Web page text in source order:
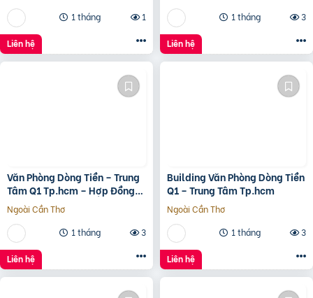
1 tháng
1
Liên hệ
1 tháng
3
Liên hệ
Văn Phòng Dòng Tiền – Trung
Tâm Q1 Tp.hcm – Hợp Đồng
Thuê 250 Triệu/Tháng – 115
Tỷ
Ngoài Cần Thơ
1 tháng
3
Liên hệ
Building Văn Phòng Dòng Tiền
Q1 – Trung Tâm Tp.hcm
Ngoài Cần Thơ
1 tháng
3
Liên hệ